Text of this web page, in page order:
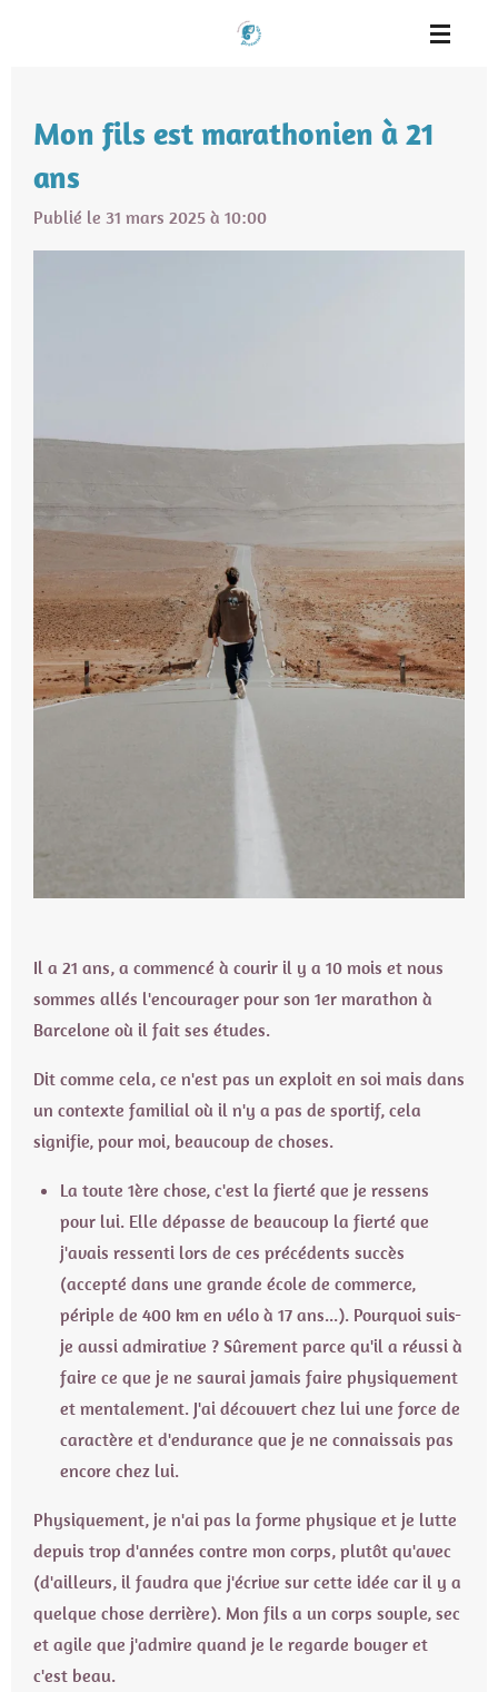
Mon fils est marathonien à 21
ans
Publié le 31 mars 2025 à 10:00
Il a 21 ans, a commencé à courir il y a 10 mois et nous
sommes allés l'encourager pour son 1er marathon à
Barcelone où il fait ses études.
Dit comme cela, ce n'est pas un exploit en soi mais dans
un contexte familial où il n'y a pas de sportif, cela
signifie, pour moi, beaucoup de choses.
La toute 1ère chose, c'est la fierté que je ressens
pour lui. Elle dépasse de beaucoup la fierté que
j'avais ressenti lors de ces précédents succès
(accepté dans une grande école de commerce,
périple de 400 km en vélo à 17 ans...). Pourquoi suis-
je aussi admirative ? Sûrement parce qu'il a réussi à
faire ce que je ne saurai jamais faire physiquement
et mentalement. J'ai découvert chez lui une force de
caractère et d'endurance que je ne connaissais pas
encore chez lui.
Physiquement, je n'ai pas la forme physique et je lutte
depuis trop d'années contre mon corps, plutôt qu'avec
(d'ailleurs, il faudra que j'écrive sur cette idée car il y a
quelque chose derrière). Mon fils a un corps souple, sec
et agile que j'admire quand je le regarde bouger et
c'est beau.